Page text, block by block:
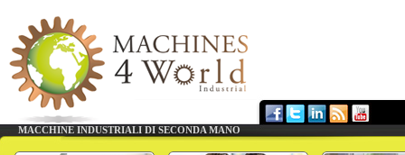
MACCHINE INDUSTRIALI DI SECONDA MANO